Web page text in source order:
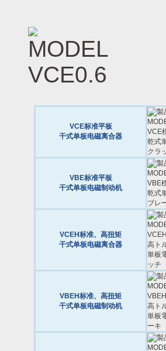
VCE标准平板
干式单板电磁离合器
VBE标准平板
干式单板电磁制动机
VCEH标准、高扭矩
干式单板电磁离合器
VBEH标准、高扭矩
干式单板电磁制动机